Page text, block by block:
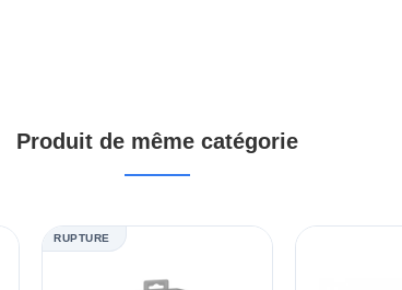
Produit de même catégorie
RUPTURE